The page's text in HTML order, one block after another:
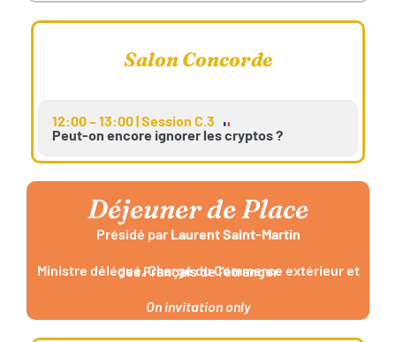
Salon Concorde
12:00 – 13:00 | Session C.3
Peut-on encore ignorer les cryptos ?
Déjeuner de Place
Présidé par Laurent Saint-Martin
Ministre délégué,Chargé du Commerce extérieur et des Français de l’étranger
On invitation only